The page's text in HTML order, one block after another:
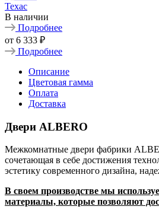
Техас
В наличии
Подробнее
от 6 333 ₽
Подробнее
Описание
Цветовая гамма
Оплата
Доставка
Двери ALBERO
Межкомнатные двери фабрики
сочетающая в себе достижения
эстетику современного дизайна,
В своем производстве мы
материалы, которые позволяют